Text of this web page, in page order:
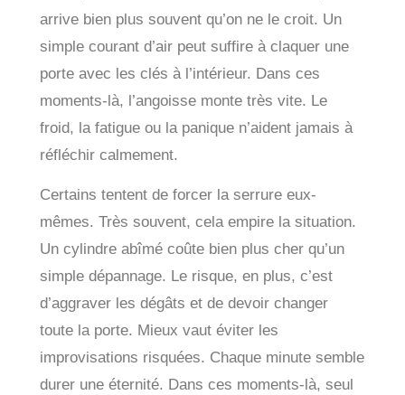
arrive bien plus souvent qu’on ne le croit. Un
simple courant d’air peut suffire à claquer une
porte avec les clés à l’intérieur. Dans ces
moments-là, l’angoisse monte très vite. Le
froid, la fatigue ou la panique n’aident jamais à
réfléchir calmement.
Certains tentent de forcer la serrure eux-
mêmes. Très souvent, cela empire la situation.
Un cylindre abîmé coûte bien plus cher qu’un
simple dépannage. Le risque, en plus, c’est
d’aggraver les dégâts et de devoir changer
toute la porte. Mieux vaut éviter les
improvisations risquées. Chaque minute semble
durer une éternité. Dans ces moments-là, seul